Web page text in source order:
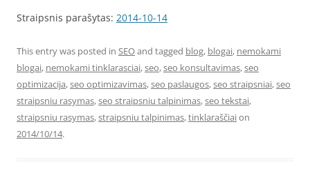
Straipsnis parašytas: 2014-10-14
This entry was posted in SEOand tagged blog, blogai, nemokami
blogai, nemokami tinklarasciai,seo,seo konsultavimas,seo
optimizacija,seo optimizavimas,seo paslaugos,seo straipsniai,seo
straipsniu rasymas,seo straipsniu talpinimas,seo tekstai,
straipsniu rasymas,straipsniu talpinimas,tinklaraščiaion
2014/10/14.